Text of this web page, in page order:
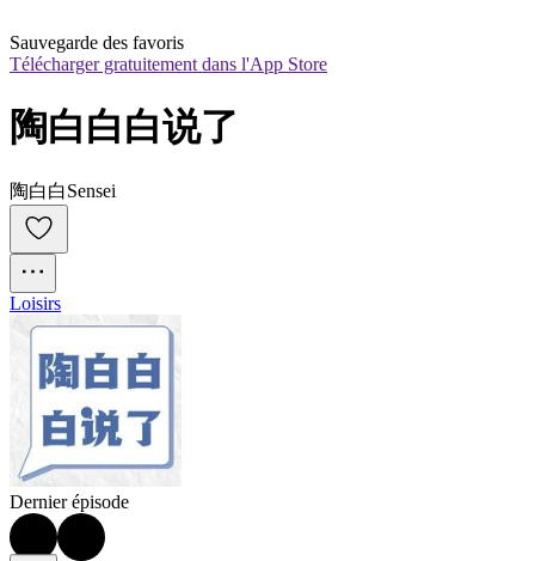
Sauvegarde des favoris
Télécharger gratuitement dans l'App Store
陶白白白说了
陶白白Sensei
Loisirs
Dernier épisode